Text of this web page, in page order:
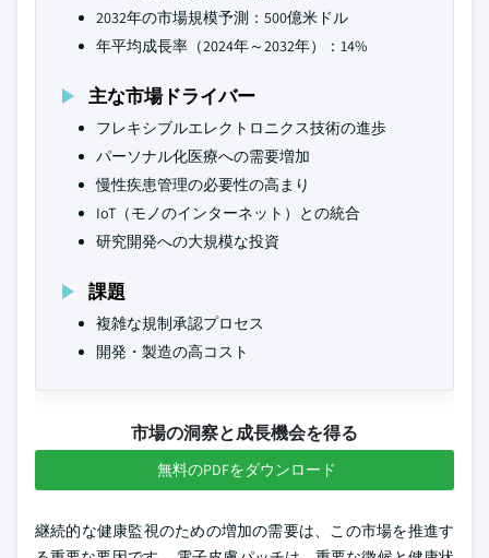
2032年の市場規模予測：500億米ドル
年平均成長率（2024年～2032年）：14%
主な市場ドライバー
フレキシブルエレクトロニクス技術の進歩
パーソナル化医療への需要増加
慢性疾患管理の必要性の高まり
IoT（モノのインターネット）との統合
研究開発への大規模な投資
課題
複雑な規制承認プロセス
開発・製造の高コスト
市場の洞察と成長機会を得る
無料のPDFをダウンロード
継続的な健康監視のための増加の需要は、この市場を推進す